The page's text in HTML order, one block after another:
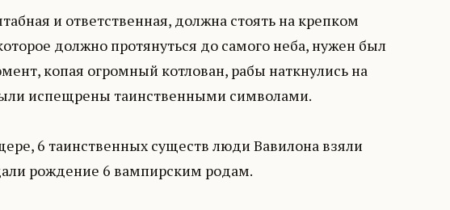
и ответственная, должна стоять на крепком
должно протянуться до самого неба, нужен был
копая огромный котлован, рабы наткнулись на
испещрены таинственными символами.
6 таинственных существ люди Вавилона взяли
рождение 6 вампирским родам.